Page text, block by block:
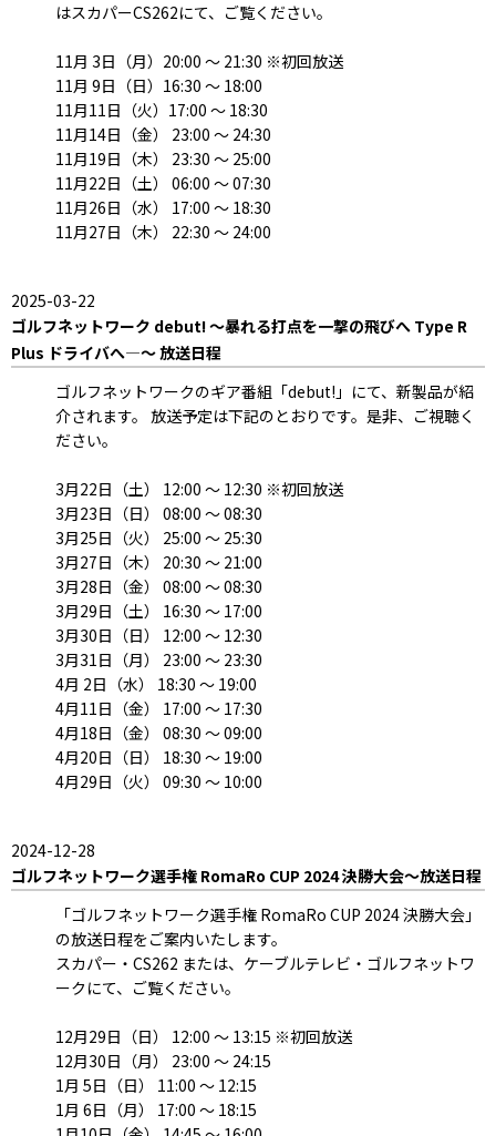
はスカパーCS262にて、ご覧ください。
11月 3日（月）20:00 ～ 21:30 ※初回放送
11月 9日（日）16:30 ～ 18:00
11月11日（火）17:00 ～ 18:30
11月14日（金） 23:00 ～ 24:30
11月19日（木） 23:30 ～ 25:00
11月22日（土） 06:00 ～ 07:30
11月26日（水） 17:00 ～ 18:30
11月27日（木） 22:30 ～ 24:00
2025-03-22
ゴルフネットワーク debut! ～暴れる打点を一撃の飛びへ Type R
Plus ドライバへ―～ 放送日程
ゴルフネットワークのギア番組「debut!」にて、新製品が紹
介されます。 放送予定は下記のとおりです。是非、ご視聴く
ださい。
3月22日（土） 12:00 ～ 12:30 ※初回放送
3月23日（日） 08:00 ～ 08:30
3月25日（火） 25:00 ～ 25:30
3月27日（木） 20:30 ～ 21:00
3月28日（金） 08:00 ～ 08:30
3月29日（土） 16:30 ～ 17:00
3月30日（日） 12:00 ～ 12:30
3月31日（月） 23:00 ～ 23:30
4月 2日（水） 18:30 ～ 19:00
4月11日（金） 17:00 ～ 17:30
4月18日（金） 08:30 ～ 09:00
4月20日（日） 18:30 ～ 19:00
4月29日（火） 09:30 ～ 10:00
2024-12-28
ゴルフネットワーク選手権 RomaRo CUP 2024 決勝大会～放送日程
「ゴルフネットワーク選手権 RomaRo CUP 2024 決勝大会」
の放送日程をご案内いたします。
スカパー・CS262 または、ケーブルテレビ・ゴルフネットワ
ークにて、ご覧ください。
12月29日（日） 12:00 ～ 13:15 ※初回放送
12月30日（月） 23:00 ～ 24:15
1月 5日（日） 11:00 ～ 12:15
1月 6日（月） 17:00 ～ 18:15